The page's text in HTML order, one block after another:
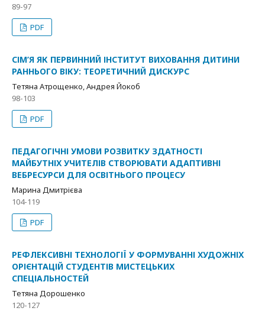
89-97
PDF
СІМ’Я ЯК ПЕРВИННИЙ ІНСТИТУТ ВИХОВАННЯ ДИТИНИ
РАННЬОГО ВІКУ: ТЕОРЕТИЧНИЙ ДИСКУРС
Тетяна Атрощенко, Андрея Йокоб
98-103
PDF
ПЕДАГОГІЧНІ УМОВИ РОЗВИТКУ ЗДАТНОСТІ
МАЙБУТНІХ УЧИТЕЛІВ СТВОРЮВАТИ АДАПТИВНІ
ВЕБРЕСУРСИ ДЛЯ ОСВІТНЬОГО ПРОЦЕСУ
Марина Дмитрієва
104-119
PDF
РЕФЛЕКСИВНІ ТЕХНОЛОГІЇ У ФОРМУВАННІ ХУДОЖНІХ
ОРІЄНТАЦІЙ СТУДЕНТІВ МИСТЕЦЬКИХ
СПЕЦІАЛЬНОСТЕЙ
Тетяна Дорошенко
120-127